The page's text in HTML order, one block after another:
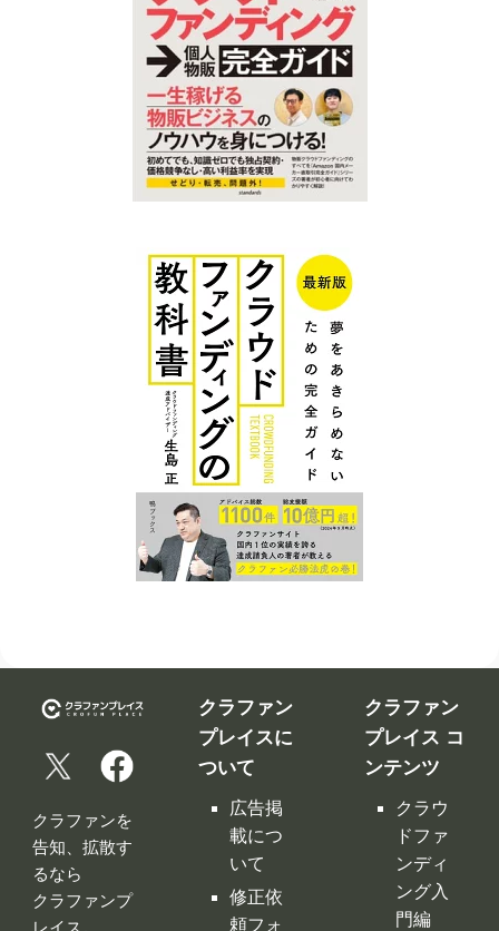
告知、拡散す
クラファンプ
クラファンプ
全てのクラフ
ァンサイトの
情報が集約！
［関連サイ
クラファン
プレイスに
ついて
修正依
頼フォ
ーム
お問い
合わせ
利用規
約
ング入
門編
クラウ
ドファ
ンディ
ング サ
イト徹
底比較